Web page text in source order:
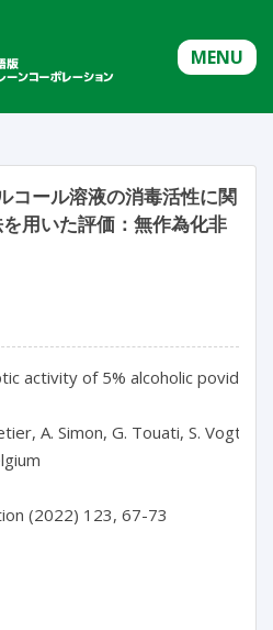
MENU
コール溶液の消毒活性に関
用いた評価：無作為化非
activity of 5% alcoholic
A. Simon, G. Touati, S. Vogt, F.
(2022) 123, 67-73